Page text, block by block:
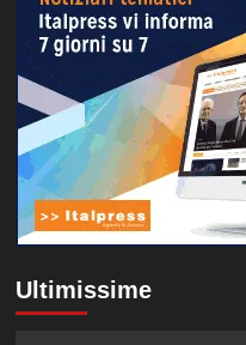
Ultimissime